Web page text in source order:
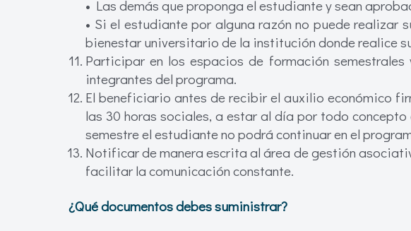
• Las demás que proponga el estudiante y sean
• Si el estudiante por alguna razón no puede
bienestar universitario de la institución donde realice
Participar en los espacios de formación
integrantes del programa.
El beneficiario antes de recibir el auxilio económico
las 30 horas sociales, a estar al día por todo
semestre el estudiante no podrá continuar en el
Notificar de manera escrita al área de gestión
facilitar la comunicación constante.
¿Qué documentos debes suministrar?